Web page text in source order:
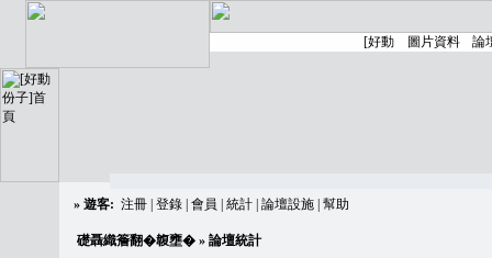
» 遊客: 注冊 登錄 會員 統計 論壇設施 幫助
礎聶織簷翻�䪖壅� » 論壇統計